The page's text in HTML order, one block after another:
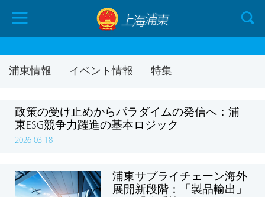
浦東情報 イベント情報 特集
政策の受け止めからパラダイムの発信へ：浦
東ESG競争力躍進の基本ロジック
2026-03-18
浦東サプライチェーン海外
展開新段階：「製品輸出」